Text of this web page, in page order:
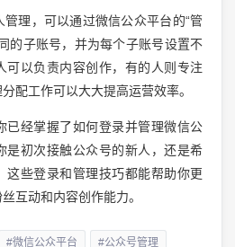
理，可以通过微信公众平台的“管
的子账号，并为每个子账号设置不
可以负责内容创作，有的人则专注
配工作可以大大提高运营效率。
已经掌握了如何登录并管理微信公
是初次接触公众号的新人，还是希
这些登录和管理技巧都能帮助你更
互动和内容创作能力。
#微信公众平台 #公众号管理